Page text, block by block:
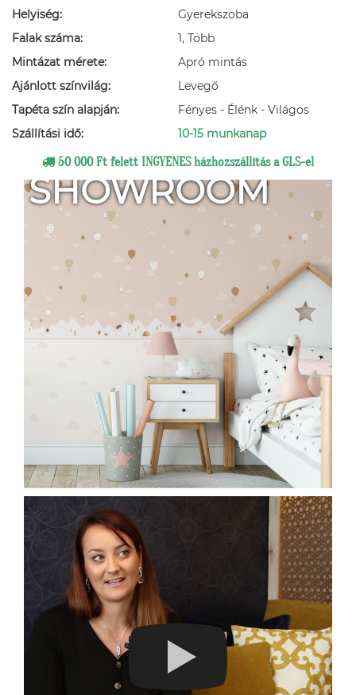
Helyiség:
Gyerekszoba
Falak száma:
1, Több
Mintázat mérete:
Apró mintás
Ajánlott színvilág:
Levegő
Tapéta szín alapján:
Fényes - Élénk - Világos
Szállítási idő:
10-15 munkanap
50 000 Ft felett INGYENES házhozszállítás a GLS-el
SHOWROOM